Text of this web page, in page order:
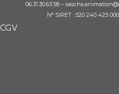
06.31.30.63.58 –
N° SIRET : 520 240 425
CGV